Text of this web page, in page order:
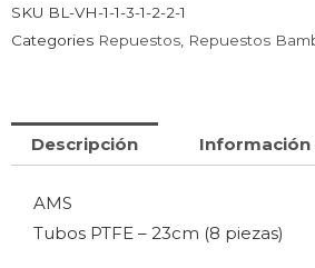
SKU BL-VH-1-1-3-1-2-2-1
Categories Repuestos Repuestos
Descripción Información
AMS
Tubos PTFE – 23cm (8 piezas)